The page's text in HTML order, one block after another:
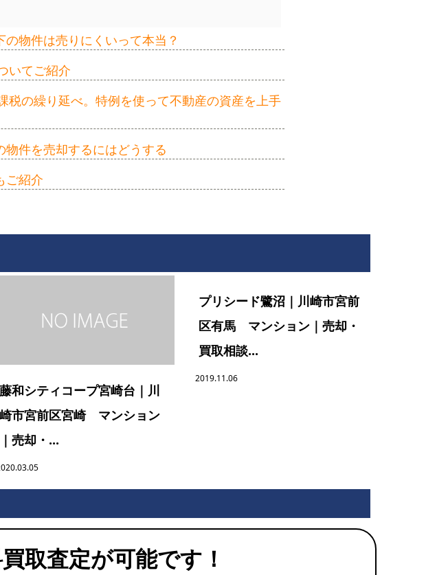
物件は売りにくいって本当？
いてご紹介
税の繰り延べ。特例を使って不動産の資産を上手
件を売却するにはどうする
ご紹介
藤和シティコープ宮崎台｜川
崎市宮前区宮崎 マンション
｜売却・...
プリシード鷺沼｜川崎市宮前
区有馬 マンション｜売却・
買取相談...
2019.11.06
取査定が可能です！